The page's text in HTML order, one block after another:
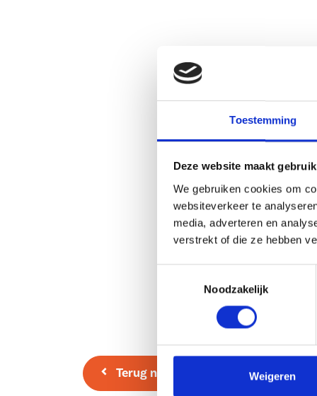
Toestemming
Deze website maakt
We gebruiken cookies om
websiteverkeer te
media, adverteren en
verstrekt of die ze hebben
Noodzakelijk
Weigeren
Terug naar overzicht